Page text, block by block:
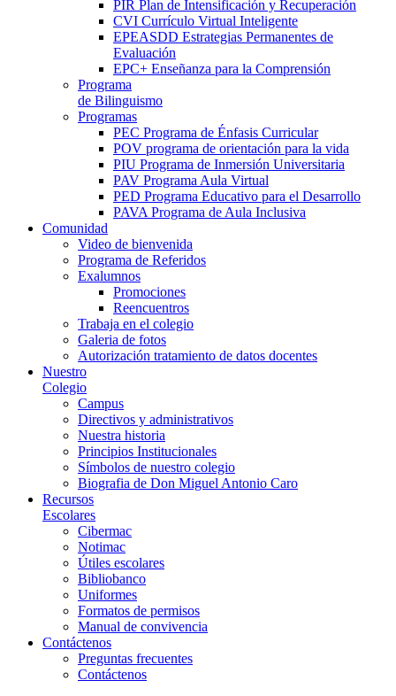
PIR Plan de Intensificación y Recuperación
CVI Currículo Virtual Inteligente
EPEASDD Estrategias Permanentes de
Evaluación
EPC+ Enseñanza para la Comprensión
Programa
de Bilinguismo
Programas
PEC Programa de Énfasis Curricular
POV programa de orientación para la vida
PIU Programa de Inmersión Universitaria
PAV Programa Aula Virtual
PED Programa Educativo para el Desarrollo
PAVA Programa de Aula Inclusiva
Comunidad
Video de bienvenida
Programa de Referidos
Exalumnos
Promociones
Reencuentros
Trabaja en el colegio
Galeria de fotos
Autorización tratamiento de datos docentes
Nuestro
Colegio
Campus
Directivos y administrativos
Nuestra historia
Principios Institucionales
Símbolos de nuestro colegio
Biografia de Don Miguel Antonio Caro
Recursos
Escolares
Cibermac
Notimac
Útiles escolares
Bibliobanco
Uniformes
Formatos de permisos
Manual de convivencia
Contáctenos
Preguntas frecuentes
Contáctenos